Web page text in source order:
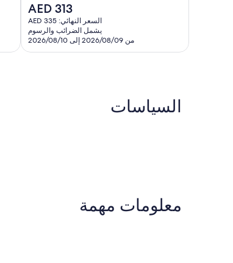
السعر
الحالي
هو
AED
313
AED 313
السعر النهائي: AED 335
يشمل الضرائب والرسوم
من 2026/08/09 إلى 2026/08/10
السياسات
معلومات مهمة